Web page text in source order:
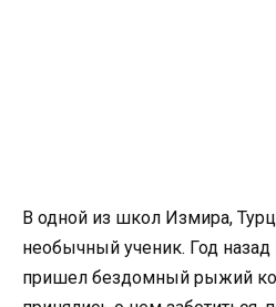
В одной из школ Измира,
необычный ученик. Год
пришел бездомный рыжий